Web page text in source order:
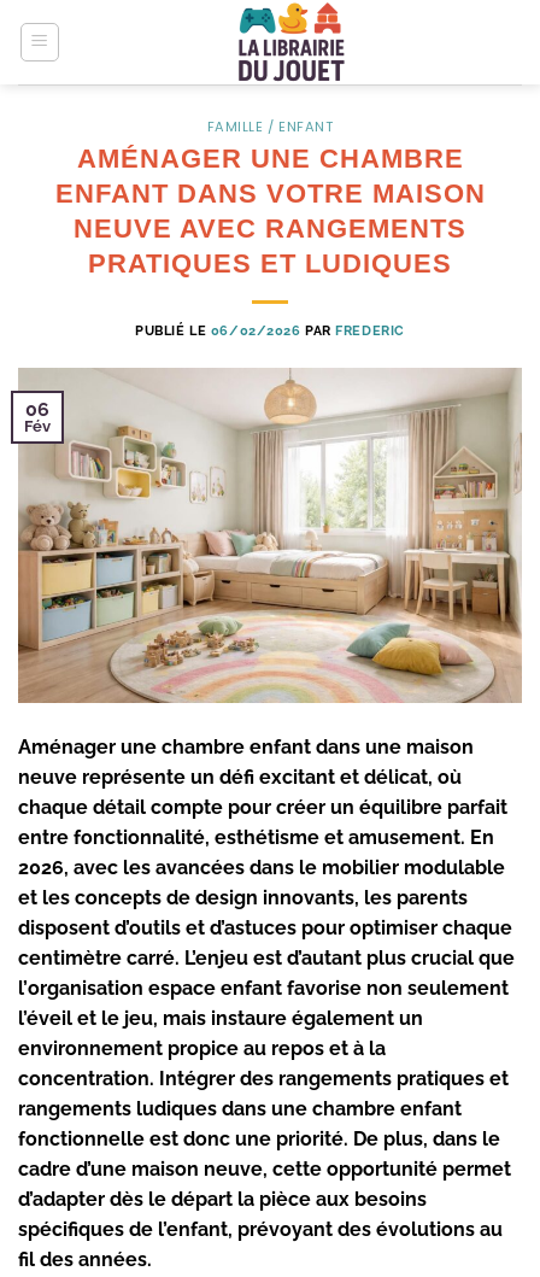
FAMILLE / ENFANT
AMÉNAGER UNE CHAMBRE
ENFANT DANS VOTRE MAISON
NEUVE AVEC RANGEMENTS
PRATIQUES ET LUDIQUES
PUBLIÉ LE 06/02/2026 PARFREDERIC
06
Fév
Aménager une chambre enfant dans une maison
neuve représente un défi excitant et délicat, où
chaque détail compte pour créer un équilibre parfait
entre fonctionnalité, esthétisme et amusement. En
2026, avec les avancées dans le mobilier modulable
et les concepts de design innovants, les parents
disposent d’outils et d’astuces pour optimiser chaque
centimètre carré. L’enjeu est d’autant plus crucial que
l’organisation espace enfant favorise non seulement
l’éveil et le jeu, mais instaure également un
environnement propice au repos et à la
concentration. Intégrer des rangements pratiques et
rangements ludiques dans une chambre enfant
fonctionnelle est donc une priorité. De plus, dans le
cadre d’une maison neuve, cette opportunité permet
d’adapter dès le départ la pièce aux besoins
spécifiques de l’enfant, prévoyant des évolutions au
fil des années.